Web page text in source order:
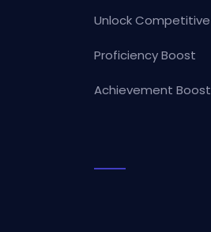
Unlock Competitive
Proficiency Boost
Achievement Boost